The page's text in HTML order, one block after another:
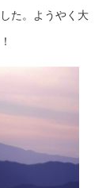
た。ようやく大